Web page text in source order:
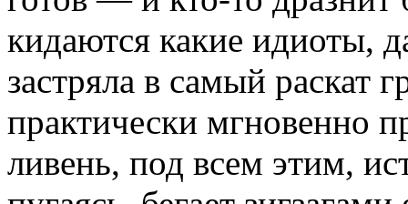
кидаются какие идиоты,
застряла в самый раскат
практически мгновенно
ливень, под всем этим,